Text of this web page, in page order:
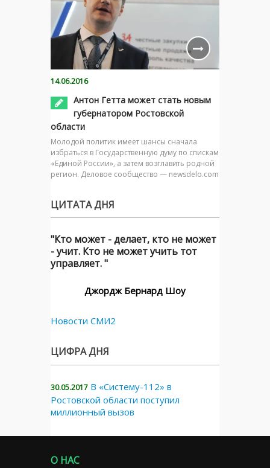
14.06.2016
Антон Гетта может стать новым
губернатором Ростовской
области
Молодой политик имеет шансы сначала
избраться в Государственную думу по спискам
«Единой России», а затем возглавить родной
регион. Деловое сообщество — newsdelo.com
ЦИТАТА ДНЯ
"Кто может - делает, кто не может
- учит. Кто не может учить тот
управляет. "
Джордж Бернард Шоу
Новости СМИ2
ЦИФРА ДНЯ
30.05.2017 В «Систему-112» в
Ростовской области поступил
миллионный вызов
О НАС